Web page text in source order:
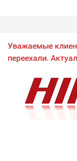
Уважаемые
переехали.